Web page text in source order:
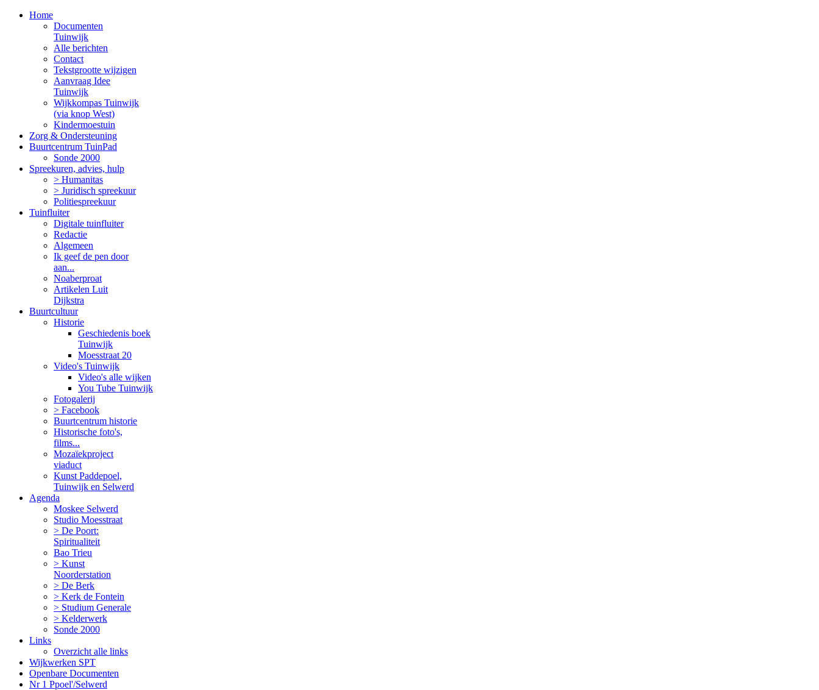
Home
Documenten
Tuinwijk
Alle berichten
Contact
Tekstgrootte wijzigen
Aanvraag Idee
Tuinwijk
Wijkkompas Tuinwijk
(via knop West)
Kindermoestuin
Zorg & Ondersteuning
Buurtcentrum TuinPad
Sonde 2000
Spreekuren, advies, hulp
> Humanitas
> Juridisch spreekuur
Politiespreekuur
Tuinfluiter
Digitale tuinfluiter
Redactie
Algemeen
Ik geef de pen door
aan...
Noaberproat
Artikelen Luit
Dijkstra
Buurtcultuur
Historie
Geschiedenis boek
Tuinwijk
Moesstraat 20
Video's Tuinwijk
Video's alle wijken
You Tube Tuinwijk
Fotogalerij
> Facebook
Buurtcentrum historie
Historische foto's,
films...
Mozaïekproject
viaduct
Kunst Paddepoel,
Tuinwijk en Selwerd
Agenda
Moskee Selwerd
Studio Moesstraat
> De Poort:
Spiritualiteit
Bao Trieu
> Kunst
Noorderstation
> De Berk
> Kerk de Fontein
> Studium Generale
> Kelderwerk
Sonde 2000
Links
Overzicht alle links
Wijkwerken SPT
Openbare Documenten
Nr 1 Ppoel'/Selwerd